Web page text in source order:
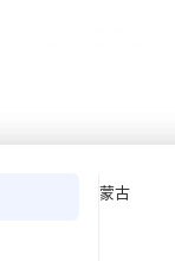
Quark 極地探
蒙古
首頁 深度閱讀 高加索
深度閱讀